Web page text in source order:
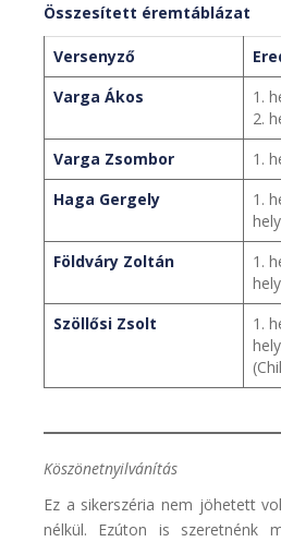
Összesített éremtáblázat
Versenyző
Varga Ákos
1.
2.
Varga Zsombor
1.
Haga Gergely
1.
Földváry Zoltán
1.
Szöllősi Zsolt
1.
Köszönetnyilvánítás
Ez a sikerszéria nem jöhetett
nélkül. Ezúton is szeretnénk